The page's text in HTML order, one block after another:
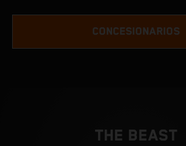
CONCESIONARIOS
THE BEAST